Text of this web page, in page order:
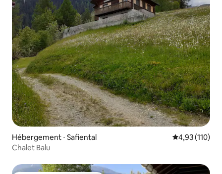
Hébergement ⋅ Safiental Évaluation
4,93 (110)
Chalet Balu